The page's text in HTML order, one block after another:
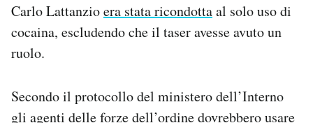
Carlo Lattanzioera stata ricondottaal solo uso di
cocaina, escludendo che il taser avesse avuto un
ruolo.
Secondo il protocollo del ministero dell’Interno
gli agenti delle forze dell’ordine dovrebbero usare